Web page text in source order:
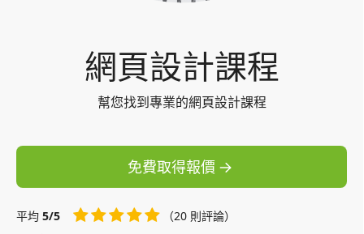
網頁設計課程
幫您找到專業的網頁設計課程
免費取得報價
平均 5/5
（20 則評論）